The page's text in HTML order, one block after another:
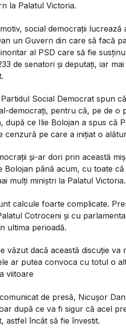
la Palatul Victoria.
social democrații
un Guvern din care să facă
al PSD care să fie
de senatori și deputați, iar
Social Democrat spun
democrați, pentru că, pe de o
după ce Ilie Bolojan a spus că
cenzură pe care a inițiat o
și-ar dori prin această
Bolojan până acum, cu toate
mulți miniștri la Palatul Victoria.
calcule foarte complicate.
Cotroceni și cu
ultima perioadă.
văzut dacă această discuție
ar putea convoca cu totul o
viitoare
de presă, Nicușor
după ce va fi sigur că acel
astfel încât să fie învestit.